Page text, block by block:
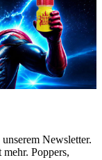
Newsletter.
Poppers,